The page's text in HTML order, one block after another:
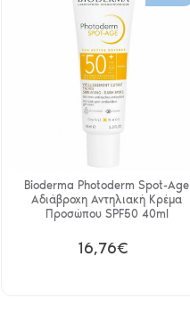
Bioderma Photoderm Spot-Age
Αδιάβροχη Αντηλιακή Κρέμα
Προσώπου SPF50 40ml
16,76€